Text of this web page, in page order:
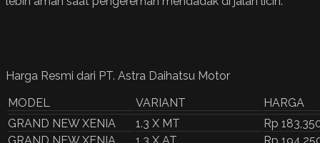
Harga Resmi dari PT. Astra Daihatsu Motor
MODEL
VARIANT
HARGA
GRAND NEW XENIA
1.3 X MT
Rp
GRAND NEW XENIA
1.3 X AT
Rp